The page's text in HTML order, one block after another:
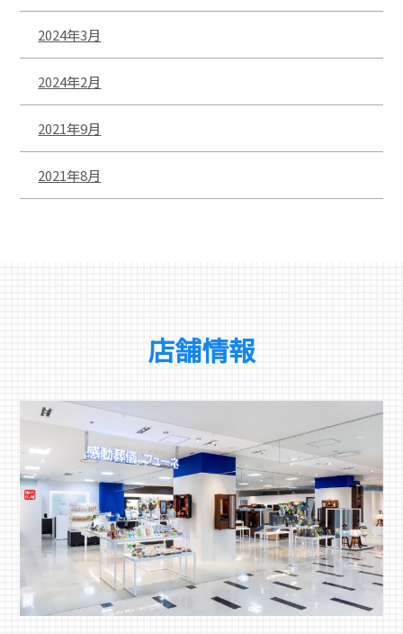
2024年3月
2024年2月
2021年9月
2021年8月
店舗情報